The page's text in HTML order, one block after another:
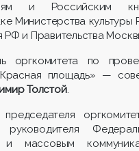
и Российским
Министерства культуры
РФ и Правительства
оргкомитета по
площадь» —
Толстой.
председателя
руководителя
массовым